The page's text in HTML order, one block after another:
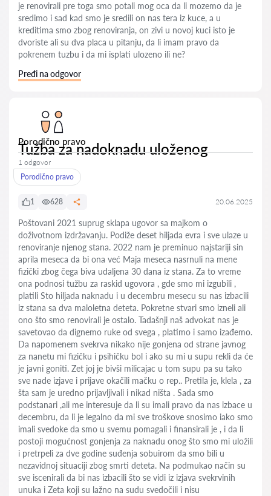
je renovirali pre toga smo potali mog oca da li mozemo da je
sredimo i sad kad smo je sredili on nas tera iz kuce, a u
kreditima smo zbog renoviranja, on zivi u novoj kuci isto je
dvoriste ali su dva placa u pitanju, da li imam pravo da
pokrenem tuzbu i da mi isplati ulozeno ili ne?
Pređi na odgovor
Porodično pravo
Tužba za nadoknadu uloženog
1 odgovor
Porodično pravo
1 628 20.06.2025
Poštovani 2021 suprug sklapa ugovor sa majkom o
doživotnom izdržavanju. Podiže deset hiljada evra i sve ulaze u
renoviranje njenog stana. 2022 nam je preminuo najstariji sin
aprila meseca da bi ona već Maja meseca nasrnuli na mene
fizički zbog čega biva udaljena 30 dana iz stana. Za to vreme
ona podnosi tužbu za raskid ugovora , gde smo mi izgubili ,
platili Sto hiljada naknadu i u decembru mesecu su nas izbacili
iz stana sa dva maloletna deteta. Pokretne stvari smo izneli ali
ono što smo renovirali je ostalo. Tadašnji naš advokat nas je
savetovao da dignemo ruke od svega , platimo i samo izađemo.
Da napomenem svekrva nikako nije gonjena od strane javnog
za nanetu mi fizičku i psihičku bol i ako su mi u supu rekli da će
je javni goniti. Zet joj je bivši milicajac u tom supu pa su tako
sve nade izjave i prijave okačili mačku o rep.. Pretila je, klela , za
šta sam je uredno prijavljivali i nikad ništa . Sada smo
podstanari ,ali me interesuje da li su imali pravo da nas izbace u
decembru, da li je legalno da mi sve troškove snosimo iako smo
imali svedoke da smo u svemu pomagali i finansirali je , i da li
postoji mogućnost gonjenja za naknadu onog što smo mi uložili
i pretrpeli za dve godine suđenja sobuirom da smo bili u
nezavidnoj situaciji zbog smrti deteta. Na podmukao način su
sve iscenirali da bi nas izbacili što se vidi iz izjava svekrvinih
unuka i Zeta koji su lažno na sudu svedočili i nisu